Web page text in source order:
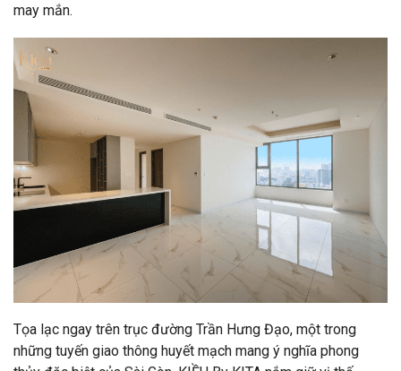
may mắn.
Tọa lạc ngay trên trục đường Trần Hưng Đạo, một trong
những tuyến giao thông huyết mạch mang ý nghĩa phong